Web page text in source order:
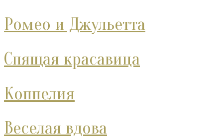
Ромео и Джульетта
Спящая красавица
Коппелия
Веселая вдова